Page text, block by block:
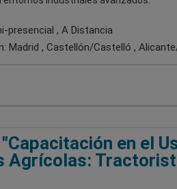
presencial , A Distancia
Madrid , Castellón/Castelló ,
en el
Agrícolas: